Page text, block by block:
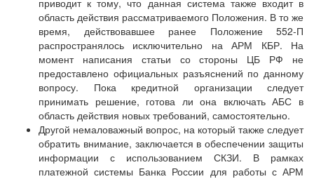
область действия рассматриваемого Положения. В то же
время, действовавшее ранее Положение 552-П
распространялось исключительно на АРМ КБР. На
момент написания статьи со стороны ЦБ РФ не
предоставлено официальных разъяснений по данному
вопросу. Пока кредитной организации следует
принимать решение, готова ли она включать АБС в
область действия новых требований, самостоятельно.
Другой немаловажный вопрос, на который также следует
обратить внимание, заключается в обеспечении защиты
информации с использованием СКЗИ. В рамках
платежной системы Банка России для работы с АРМ